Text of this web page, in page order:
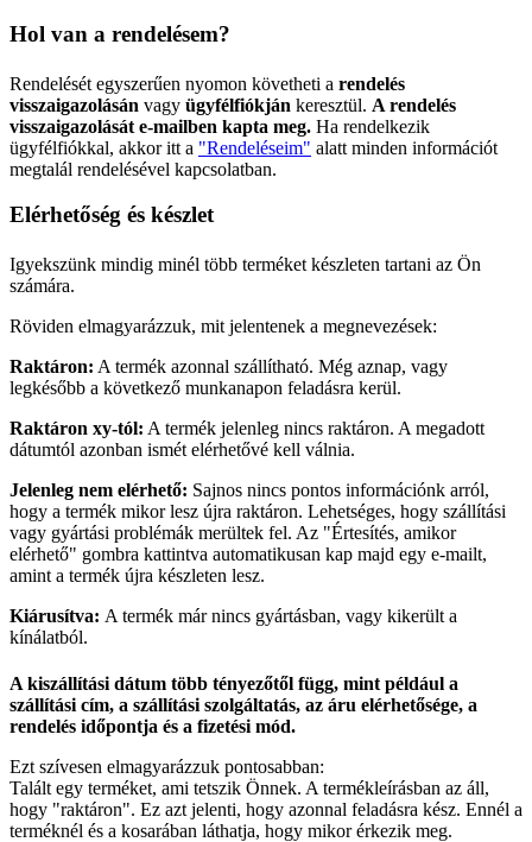
Hol van a rendelésem?
Rendelését egyszerűen nyomon követheti a rendelés
visszaigazolásán vagy ügyfélfiókján keresztül. A rendelés
visszaigazolását e-mailben kapta meg. Ha rendelkezik
ügyfélfiókkal, akkor itt a "Rendeléseim" alatt minden információt
megtalál rendelésével kapcsolatban.
Elérhetőség és készlet
Igyekszünk mindig minél több terméket készleten tartani az Ön
számára.
Röviden elmagyarázzuk, mit jelentenek a megnevezések:
Raktáron: A termék azonnal szállítható. Még aznap, vagy
legkésőbb a következő munkanapon feladásra kerül.
Raktáron xy-tól: A termék jelenleg nincs raktáron. A megadott
dátumtól azonban ismét elérhetővé kell válnia.
Jelenleg nem elérhető: Sajnos nincs pontos információnk arról,
hogy a termék mikor lesz újra raktáron. Lehetséges, hogy szállítási
vagy gyártási problémák merültek fel. Az "Értesítés, amikor
elérhető" gombra kattintva automatikusan kap majd egy e-mailt,
amint a termék újra készleten lesz.
Kiárusítva: A termék már nincs gyártásban, vagy kikerült a
kínálatból.
A kiszállítási dátum több tényezőtől függ, mint például a
szállítási cím, a szállítási szolgáltatás, az áru elérhetősége, a
rendelés időpontja és a fizetési mód.
Ezt szívesen elmagyarázzuk pontosabban:
Talált egy terméket, ami tetszik Önnek. A termékleírásban az áll,
hogy "raktáron". Ez azt jelenti, hogy azonnal feladásra kész. Ennél a
terméknél és a kosarában láthatja, hogy mikor érkezik meg.